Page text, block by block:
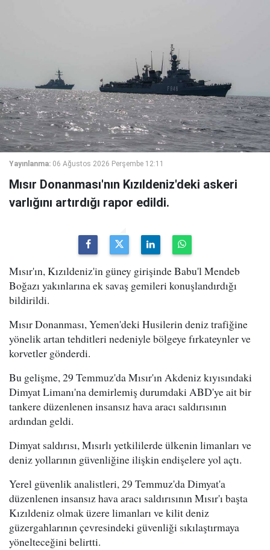
Yayınlanma: 06 Ağustos 2026 Perşembe 12:11
Mısır Donanması'nın Kızıldeniz'deki askeri
varlığını artırdığı rapor edildi.
Mısır'ın, Kızıldeniz'in güney girişinde Babu'l Mendeb
Boğazı yakınlarına ek savaş gemileri konuşlandırdığı
bildirildi.
Mısır Donanması, Yemen'deki Husilerin deniz trafiğine
yönelik artan tehditleri nedeniyle bölgeye fırkateynler ve
korvetler gönderdi.
Bu gelişme, 29 Temmuz'da Mısır'ın Akdeniz kıyısındaki
Dimyat Limanı'na demirlemiş durumdaki ABD'ye ait bir
tankere düzenlenen insansız hava aracı saldırısının
ardından geldi.
Dimyat saldırısı, Mısırlı yetkililerde ülkenin limanları ve
deniz yollarının güvenliğine ilişkin endişelere yol açtı.
Yerel güvenlik analistleri, 29 Temmuz'da Dimyat'a
düzenlenen insansız hava aracı saldırısının Mısır'ı başta
Kızıldeniz olmak üzere limanları ve kilit deniz
güzergahlarının çevresindeki güvenliği sıkılaştırmaya
yönelteceğini belirtti.